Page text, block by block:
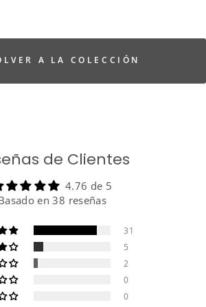
A LA COLECCIÓN
de Clientes
4.76 de 5
en 38 reseñas
31
5
2
0
0